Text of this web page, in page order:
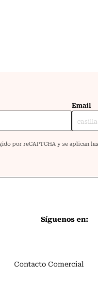
Síguenos en:
Contacto Comercial